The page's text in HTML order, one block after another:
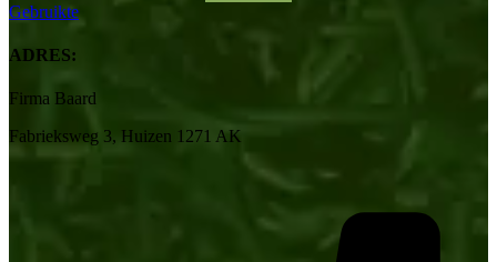
Gebruikte
ADRES:
Firma Baard
Fabrieksweg 3, Huizen 1271 AK